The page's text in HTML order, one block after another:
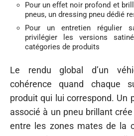
Pour un effet noir profond et
pneus, un dressing pneu dédié
Pour un entretien régulier
privilégier les versions
catégories de produits
Le rendu global d’un
cohérence quand chaque
produit qui lui correspond. Un
associé à un pneu brillant
entre les zones mates de la